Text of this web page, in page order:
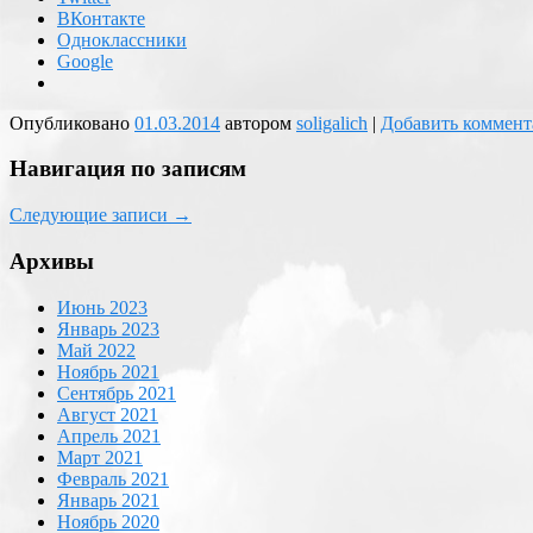
ВКонтакте
Одноклассники
Google
Опубликовано 01.03.2014 автором soligalich | Добавить
Навигация по записям
Следующие записи →
Архивы
Июнь 2023
Январь 2023
Май 2022
Ноябрь 2021
Сентябрь 2021
Август 2021
Апрель 2021
Март 2021
Февраль 2021
Январь 2021
Ноябрь 2020